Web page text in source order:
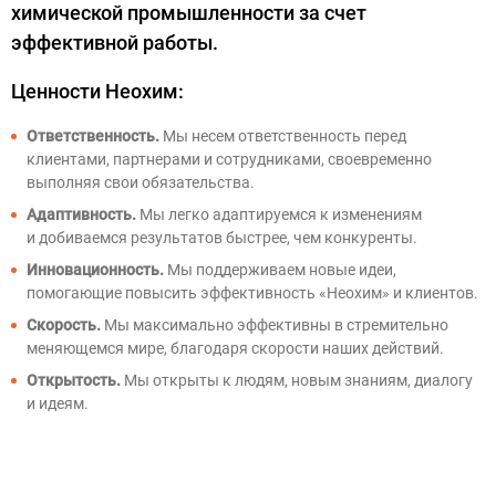
химической промышленности за счет
эффективной работы.
Ценности Неохим:
Ответственность. Мы несем ответственность перед
клиентами, партнерами и сотрудниками, своевременно
выполняя свои обязательства.
Адаптивность. Мы легко адаптируемся к изменениям
и добиваемся результатов быстрее, чем конкуренты.
Инновационность. Мы поддерживаем новые идеи,
помогающие повысить эффективность «Неохим» и клиентов.
Скорость. Мы максимально эффективны в стремительно
меняющемся мире, благодаря скорости наших действий.
Открытость. Мы открыты к людям, новым знаниям, диалогу
и идеям.